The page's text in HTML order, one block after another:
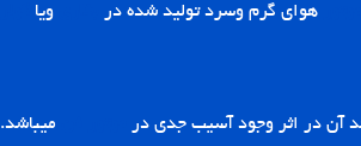
هوای گرم وسرد تولید شده در ویا
در اثر وجود آسیب جدی در میباشد.